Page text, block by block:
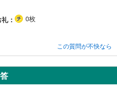
礼
0枚
この質問が不快なら